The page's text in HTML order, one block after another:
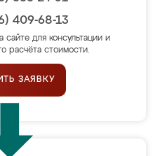
409-68-13
сайте для консультации и
расчёта стоимости.
ЗАЯВКУ